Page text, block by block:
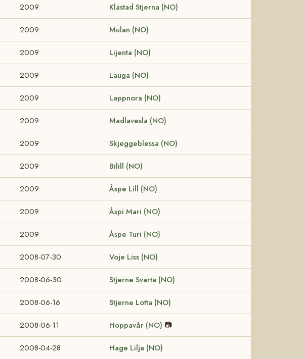
2009 Klästad Stjerna (NO)
2009 Mulan (NO)
2009 Lijenta (NO)
2009 Lauga (NO)
2009 Lappnora (NO)
2009 Madlavesla (NO)
2009 Skjeggeblessa (NO)
2009 Bilill (NO)
2009 Åspe Lill (NO)
2009 Åspi Mari (NO)
2009 Åspe Turi (NO)
2008-07-30 Voje Liss (NO)
2008-06-30 Stjerne Svarta (NO)
2008-06-16 Stjerne Lotta (NO)
2008-06-11 Hoppavår (NO) 📷
2008-04-28 Hage Lilja (NO)